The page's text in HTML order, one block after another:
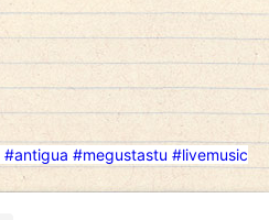
#antigua #megustastu #livemusic